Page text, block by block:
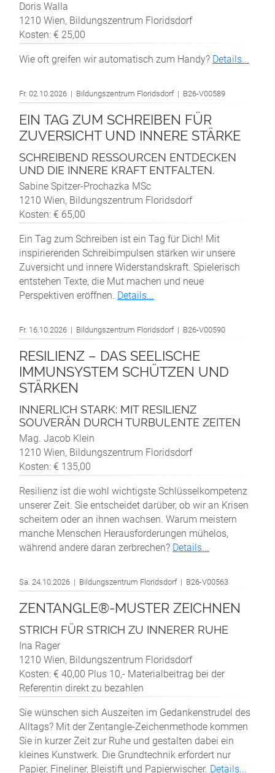
Doris Walla
1210 Wien, Bildungszentrum Floridsdorf
Kosten: € 25,00
Wie oft greifen wir automatisch zum Handy? Details...
Fr. 02.10.2026 | Bildungszentrum Floridsdorf | B26-V00589
EIN TAG ZUM SCHREIBEN FÜR
ZUVERSICHT UND INNERE STÄRKE
SCHREIBEND RESSOURCEN ENTDECKEN
UND DIE INNERE KRAFT ENTFALTEN.
Sabine Spitzer-Prochazka MSc
1210 Wien, Bildungszentrum Floridsdorf
Kosten: € 65,00
Ein Tag zum Schreiben ist ein Tag für Dich! Mit
inspirierenden Schreibimpulsen stärken wir unsere
Zuversicht und innere Widerstandskraft. Spielerisch
entstehen Texte, die Mut machen und neue
Perspektiven eröffnen. Details...
Fr. 16.10.2026 | Bildungszentrum Floridsdorf | B26-V00590
RESILIENZ – DAS SEELISCHE
IMMUNSYSTEM SCHÜTZEN UND
STÄRKEN
INNERLICH STARK: MIT RESILIENZ
SOUVERÄN DURCH TURBULENTE ZEITEN
Mag. Jacob Klein
1210 Wien, Bildungszentrum Floridsdorf
Kosten: € 135,00
Resilienz ist die wohl wichtigste Schlüsselkompetenz
unserer Zeit. Sie entscheidet darüber, ob wir an Krisen
scheitern oder an ihnen wachsen. Warum meistern
manche Menschen Herausforderungen mühelos,
während andere daran zerbrechen? Details...
Sa. 24.10.2026 | Bildungszentrum Floridsdorf | B26-V00563
ZENTANGLE®-MUSTER ZEICHNEN
STRICH FÜR STRICH ZU INNERER RUHE
Ina Rager
1210 Wien, Bildungszentrum Floridsdorf
Kosten: € 40,00 Plus 10,- Materialbeitrag bei der
Referentin direkt zu bezahlen
Sie wünschen sich Auszeiten im Gedankenstrudel des
Alltags? Mit der Zentangle-Zeichenmethode kommen
Sie in kurzer Zeit zur Ruhe und gestalten dabei ein
kleines Kunstwerk. Die Grundtechnik erfordert nur
Papier, Fineliner, Bleistift und Papierwischer. Details...